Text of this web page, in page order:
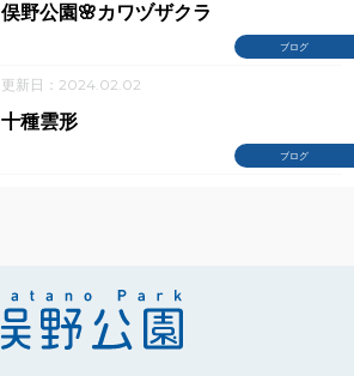
ブログ
俣野公園🌸カワヅザクラ
更新日：2024.02.02
ブログ
十種雲形